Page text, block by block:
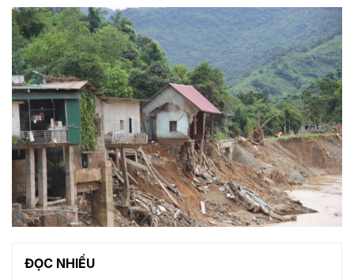
ĐỌC NHIỀU